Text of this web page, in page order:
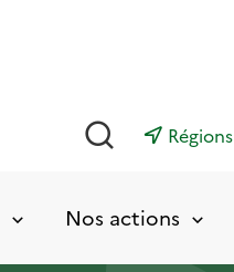
Rechercher
Régions
Nos actions